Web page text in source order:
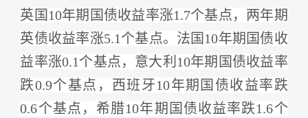
英国10年期国债收益率涨1.7个基点，两年期
英债收益率涨5.1个基点。法国10年期国债收
益率涨0.1个基点，意大利10年期国债收益率
跌0.9个基点，西班牙10年期国债收益率跌
0.6个基点，希腊10年期国债收益率跌1.6个